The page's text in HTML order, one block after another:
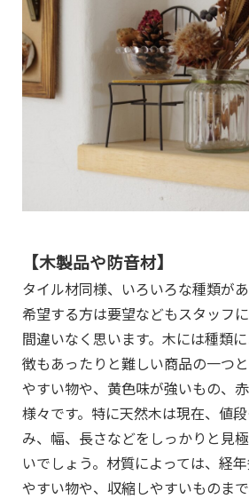
【木製品や防音材】
タイル材同様、いろいろな種類が
希望する方は要望などもスタッフ
間違いなく思います。木には種類
徴もあったりと難しい商品の一つ
やすい物や、黄色味が強いもの、赤
様々です。特に天然木は現在、値
み、幅、長さなどをしっかりと見
いでしょう。材質によっては、経
やすい物や、収縮しやすいものま